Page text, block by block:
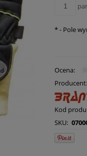
*- Pole
Ocena:
Kod
SKU: